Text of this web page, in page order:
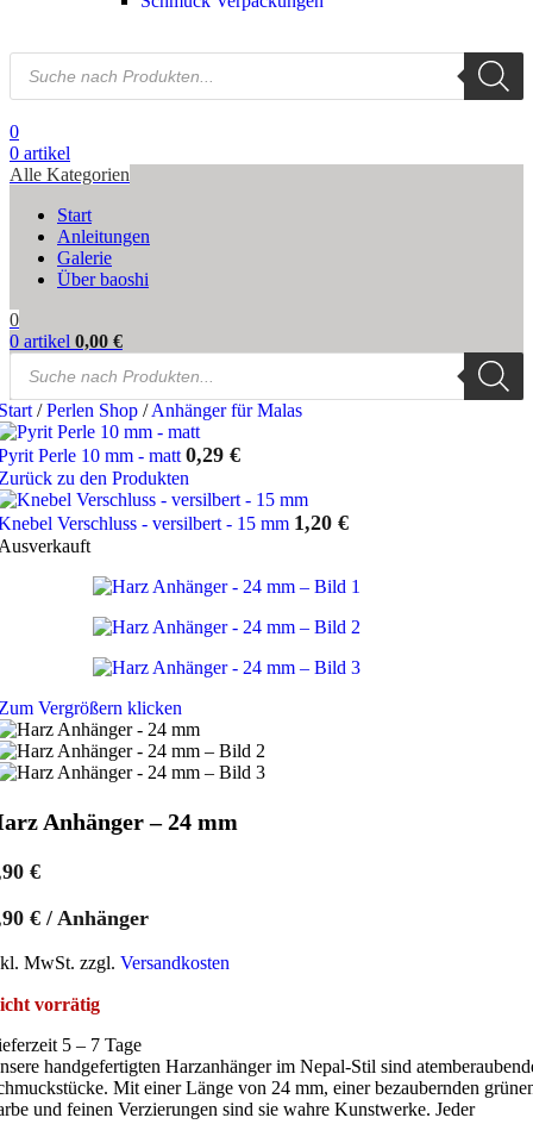
Products
search
0
0 artikel
Alle Kategorien
Start
Anleitungen
Galerie
Über baoshi
0
0 artikel 0,00 €
Products
search
/ Perlen Shop / Anhänger für Malas
Perle 10 mm - matt 0,29 €
zu den Produkten
Verschluss - versilbert - 15 mm 1,20 €
Vergrößern klicken
Anhänger – 24 mm
€
€ / Anhänger
MwSt. zzgl. Versandkosten
vorrätig
5 – 7 Tage
handgefertigten Harzanhänger im Nepal-Stil sind
Mit einer Länge von 24 mm, einer bezaubernden
und feinen Verzierungen sind sie wahre Kunstwerke. Jeder